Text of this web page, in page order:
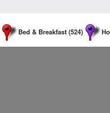
Bed & Breakfast (524)